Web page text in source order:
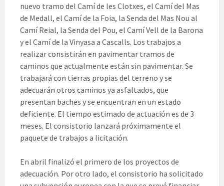
nuevo tramo del Camí de les Clotxes, el Camí del Mas
de Medall, el Camí de la Foia, la Senda del Mas Nou al
Camí Reial, la Senda del Pou, el Camí Vell de la Barona
y el Camí de la Vinyasa a Cascalls. Los trabajos a
realizar consistirán en pavimentar tramos de
caminos que actualmente están sin pavimentar. Se
trabajará con tierras propias del terreno y se
adecuarán otros caminos ya asfaltados, que
presentan baches y se encuentran en un estado
deficiente. El tiempo estimado de actuación es de 3
meses. El consistorio lanzará próximamente el
paquete de trabajos a licitación.
En abril finalizó el primero de los proyectos de
adecuación. Por otro lado, el consistorio ha solicitado